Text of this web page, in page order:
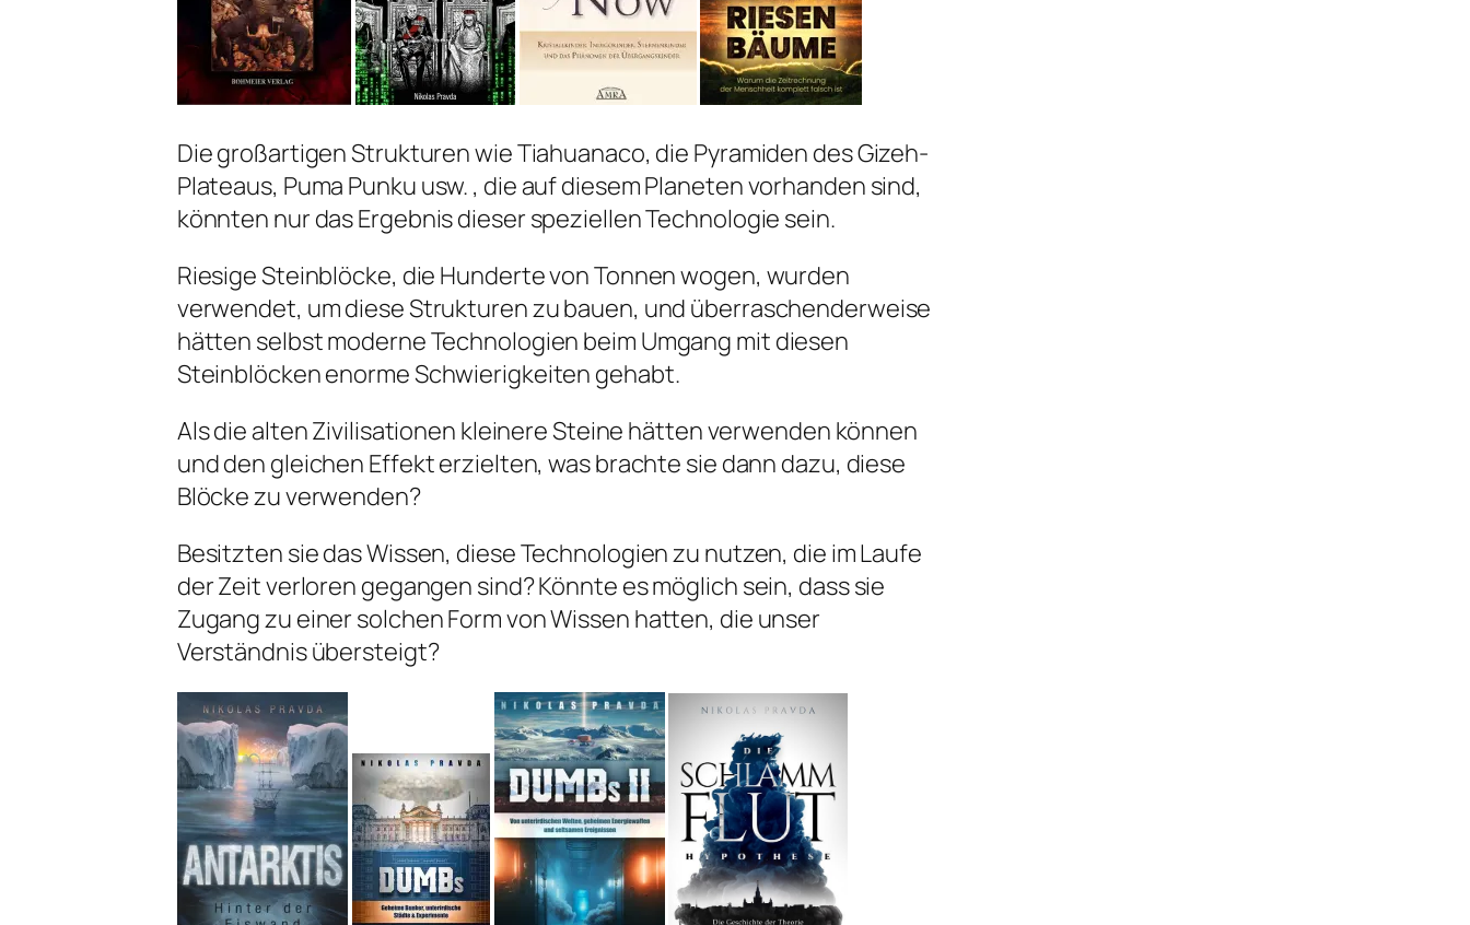
Die großartigen Strukturen wie Tiahuanaco, die Pyramiden des Gizeh-
Plateaus, Puma Punku usw. , die auf diesem Planeten vorhanden sind,
könnten nur das Ergebnis dieser speziellen Technologie sein.
Riesige Steinblöcke, die Hunderte von Tonnen wogen, wurden
verwendet, um diese Strukturen zu bauen, und überraschenderweise
hätten selbst moderne Technologien beim Umgang mit diesen
Steinblöcken enorme Schwierigkeiten gehabt.
Als die alten Zivilisationen kleinere Steine ​​hätten verwenden können
und den gleichen Effekt erzielten, was brachte sie dann dazu, diese
Blöcke zu verwenden?
Besitzten sie das Wissen, diese Technologien zu nutzen, die im Laufe
der Zeit verloren gegangen sind? Könnte es möglich sein, dass sie
Zugang zu einer solchen Form von Wissen hatten, die unser
Verständnis übersteigt?